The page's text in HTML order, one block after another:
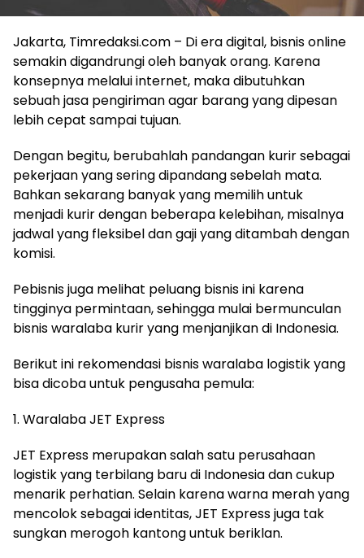
Jakarta, Timredaksi.com – Di era digital, bisnis online
semakin digandrungi oleh banyak orang. Karena
konsepnya melalui internet, maka dibutuhkan
sebuah jasa pengiriman agar barang yang dipesan
lebih cepat sampai tujuan.
Dengan begitu, berubahlah pandangan kurir sebagai
pekerjaan yang sering dipandang sebelah mata.
Bahkan sekarang banyak yang memilih untuk
menjadi kurir dengan beberapa kelebihan, misalnya
jadwal yang fleksibel dan gaji yang ditambah dengan
komisi.
Pebisnis juga melihat peluang bisnis ini karena
tingginya permintaan, sehingga mulai bermunculan
bisnis waralaba kurir yang menjanjikan di Indonesia.
Berikut ini rekomendasi bisnis waralaba logistik yang
bisa dicoba untuk pengusaha pemula:
1. Waralaba JET Express
JET Express merupakan salah satu perusahaan
logistik yang terbilang baru di Indonesia dan cukup
menarik perhatian. Selain karena warna merah yang
mencolok sebagai identitas, JET Express juga tak
sungkan merogoh kantong untuk beriklan.